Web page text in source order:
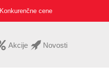
Konkurenčne cene
Akcije Novosti